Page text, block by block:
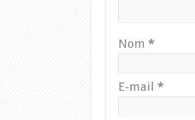
Nom *
E-mail *